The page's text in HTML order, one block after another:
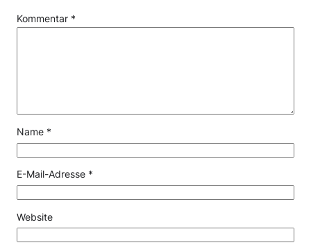
Kommentar *
Name *
E-Mail-Adresse *
Website